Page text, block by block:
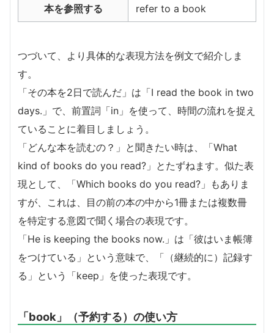
本を参照する refer to a book
つづいて、より具体的な表現方法を例文で紹介しま
す。
「その本を2日で読んだ」は「I read the book in two
days.」で、前置詞「in」を使って、時間の流れを捉え
ていることに着目しましょう。
「どんな本を読むの？」と聞きたい時は、「What
kind of books do you read?」とたずねます。似た表
現として、「Which books do you read?」もありま
すが、これは、目の前の本の中から1冊または複数冊
を特定する意図で聞く場合の表現です。
「He is keeping the books now.」は「彼はいま帳簿
をつけている」という意味で、「（継続的に）記録す
る」という「keep」を使った表現です。
「book」（予約する）の使い方